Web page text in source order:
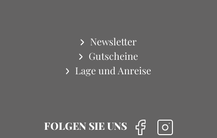
Newsletter
Gutscheine
Lage und Anreise
FOLGEN SIE UNS